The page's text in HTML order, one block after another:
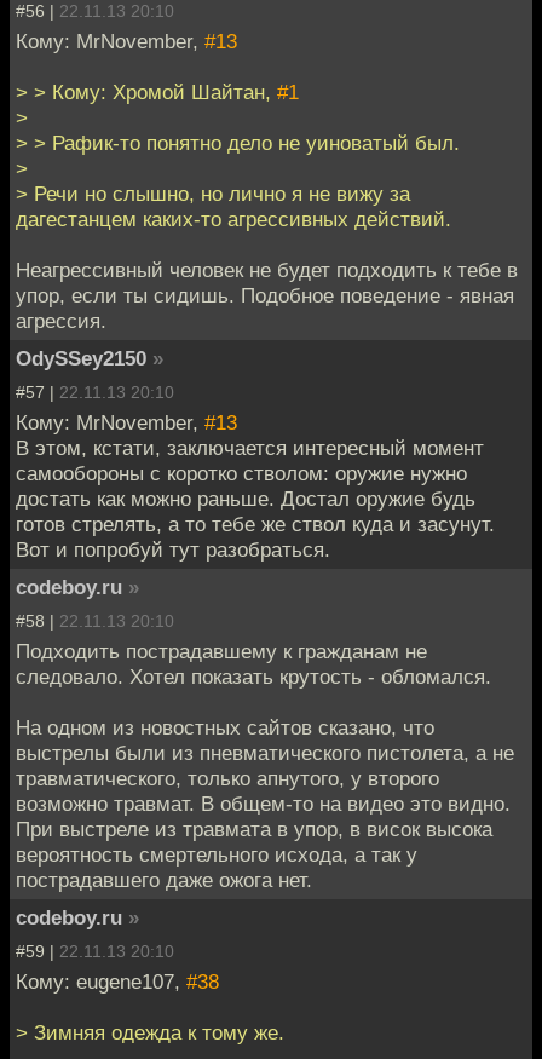
#56 | 22.11.13 20:10
Кому: MrNovember, #13
> > Кому: Хромой Шайтан, #1
>
> > Рафик-то понятно дело не уиноватый был.
>
> Речи но слышно, но лично я не вижу за
дагестанцем каких-то агрессивных действий.
Неагрессивный человек не будет подходить к тебе в
упор, если ты сидишь. Подобное поведение - явная
агрессия.
OdySSey2150 »
#57 | 22.11.13 20:10
Кому: MrNovember, #13
В этом, кстати, заключается интересный момент
самообороны с коротко стволом: оружие нужно
достать как можно раньше. Достал оружие будь
готов стрелять, а то тебе же ствол куда и засунут.
Вот и попробуй тут разобраться.
codeboy.ru »
#58 | 22.11.13 20:10
Подходить пострадавшему к гражданам не
следовало. Хотел показать крутость - обломался.
На одном из новостных сайтов сказано, что
выстрелы были из пневматического пистолета, а не
травматического, только апнутого, у второго
возможно травмат. В общем-то на видео это видно.
При выстреле из травмата в упор, в висок высока
вероятность смертельного исхода, а так у
пострадавшего даже ожога нет.
codeboy.ru »
#59 | 22.11.13 20:10
Кому: eugene107, #38
> Зимняя одежда к тому же.